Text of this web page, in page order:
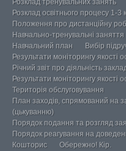
Розклад тренувальних занять
Розклад освітнього процесу 1-3
Положення про дистанційну
Навчально-тренувальні заняття
Навчальний план
Вибір
Результати моніторингу якості
Річний звіт про діяльність
Результати моніторингу якості
Територія обслуговування
План заходів, спрямований на
(цькуванню)
Порядок подання та розгляд
Порядок реагування на
Кошторис
Обережно! Кір.